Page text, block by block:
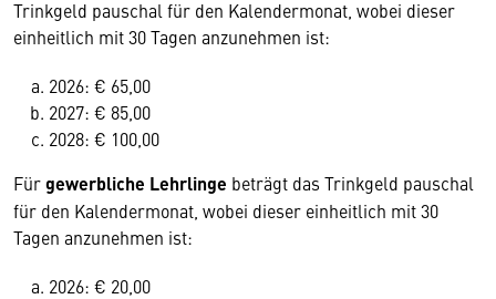
Trinkgeld pauschal für den Kalendermonat, wobei dieser
einheitlich mit 30 Tagen anzunehmen ist:
2026: € 65,00
2027: € 85,00
2028: € 100,00
Fürgewerbliche Lehrlinge beträgt das Trinkgeld pauschal
für den Kalendermonat, wobei dieser einheitlich mit 30
Tagen anzunehmen ist:
2026: € 20,00